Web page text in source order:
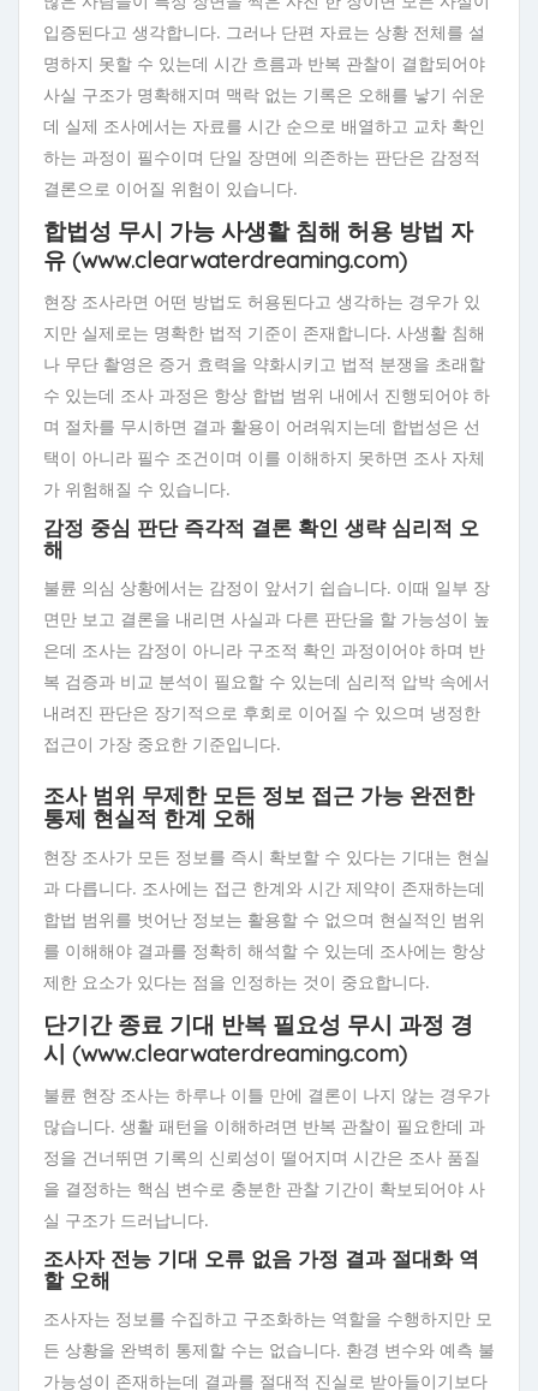
입증된다고 생각합니다. 그러나 단편 자료는 상황 전체를 설
명하지 못할 수 있는데 시간 흐름과 반복 관찰이 결합되어야
사실 구조가 명확해지며 맥락 없는 기록은 오해를 낳기 쉬운
데 실제 조사에서는 자료를 시간 순으로 배열하고 교차 확인
하는 과정이 필수이며 단일 장면에 의존하는 판단은 감정적
결론으로 이어질 위험이 있습니다.
합법성 무시 가능 사생활 침해 허용 방법 자
유 (www.clearwaterdreaming.com)
현장 조사라면 어떤 방법도 허용된다고 생각하는 경우가 있
지만 실제로는 명확한 법적 기준이 존재합니다. 사생활 침해
나 무단 촬영은 증거 효력을 약화시키고 법적 분쟁을 초래할
수 있는데 조사 과정은 항상 합법 범위 내에서 진행되어야 하
며 절차를 무시하면 결과 활용이 어려워지는데 합법성은 선
택이 아니라 필수 조건이며 이를 이해하지 못하면 조사 자체
가 위험해질 수 있습니다.
감정 중심 판단 즉각적 결론 확인 생략 심리적 오
해
불륜 의심 상황에서는 감정이 앞서기 쉽습니다. 이때 일부 장
면만 보고 결론을 내리면 사실과 다른 판단을 할 가능성이 높
은데 조사는 감정이 아니라 구조적 확인 과정이어야 하며 반
복 검증과 비교 분석이 필요할 수 있는데 심리적 압박 속에서
내려진 판단은 장기적으로 후회로 이어질 수 있으며 냉정한
접근이 가장 중요한 기준입니다.
조사 범위 무제한 모든 정보 접근 가능 완전한
통제 현실적 한계 오해
현장 조사가 모든 정보를 즉시 확보할 수 있다는 기대는 현실
과 다릅니다. 조사에는 접근 한계와 시간 제약이 존재하는데
합법 범위를 벗어난 정보는 활용할 수 없으며 현실적인 범위
를 이해해야 결과를 정확히 해석할 수 있는데 조사에는 항상
제한 요소가 있다는 점을 인정하는 것이 중요합니다.
단기간 종료 기대 반복 필요성 무시 과정 경
시 (www.clearwaterdreaming.com)
불륜 현장 조사는 하루나 이틀 만에 결론이 나지 않는 경우가
많습니다. 생활 패턴을 이해하려면 반복 관찰이 필요한데 과
정을 건너뛰면 기록의 신뢰성이 떨어지며 시간은 조사 품질
을 결정하는 핵심 변수로 충분한 관찰 기간이 확보되어야 사
실 구조가 드러납니다.
조사자 전능 기대 오류 없음 가정 결과 절대화 역
할 오해
조사자는 정보를 수집하고 구조화하는 역할을 수행하지만 모
든 상황을 완벽히 통제할 수는 없습니다. 환경 변수와 예측 불
가능성이 존재하는데 결과를 절대적 진실로 받아들이기보다